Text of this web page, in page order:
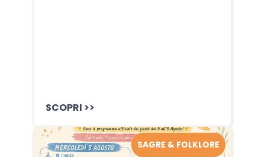
SCOPRI >>
SAGRE & FOLKLORE